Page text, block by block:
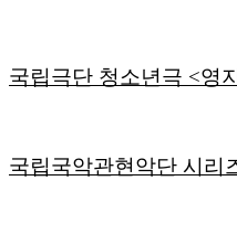
국립극단 청소년극 <영
국립국악관현악단 시리